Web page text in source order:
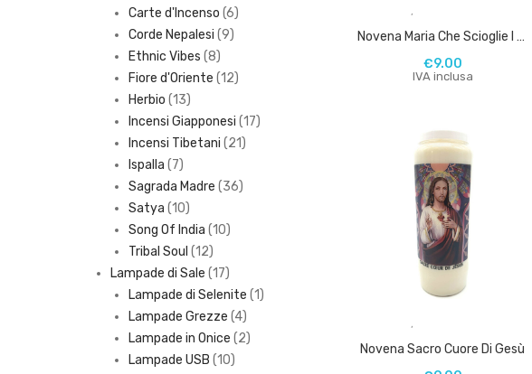
Novena Maria Che Scioglie I Nodi
€9.00
IVA inclusa
,
Novena Sacro Cuore Di Gesù
products
Carte d'Incenso 66
Corde Nepalesi 99
Ethnic Vibes 88
products
Fiore d'Oriente 1212
Herbio 1313
products
Incensi Giapponesi 1717
Incensi Tibetani 2121
Ispalla 77
products
Sagrada Madre 3636
Satya 1010
products
Song Of India 1010
Tribal Soul 1212
products
Lampade di Sale 1717
products
Lampade di Selenite 11
Lampade Grezze 44
products
Lampade in Onice 22
Lampade USB 1010